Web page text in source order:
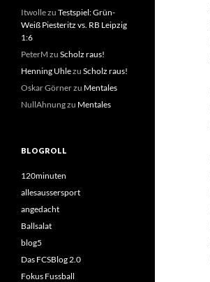
Itwollezu Testspiel: Grün-
Weiß Piesteritz vs. RB Leipzig
1:6
PeterM zu Scholz raus!
Henning Uhlezu Scholz raus!
Oskar Görnerzu Mentales
NullAhnungzu Mentales
BLOGROLL
120minuten
allesaussersport
angedacht
Ballsalat
blog5
Das FCSBlog 2.0
Fokus Fussball